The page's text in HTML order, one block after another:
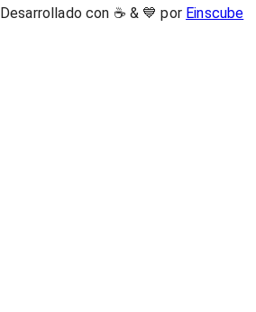
Desarrollado con ☕ & 💙 por Einscube